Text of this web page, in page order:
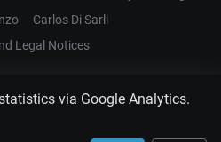
via Google Analytics.
Carlos Di Sarli
Legal Notices
TANGO